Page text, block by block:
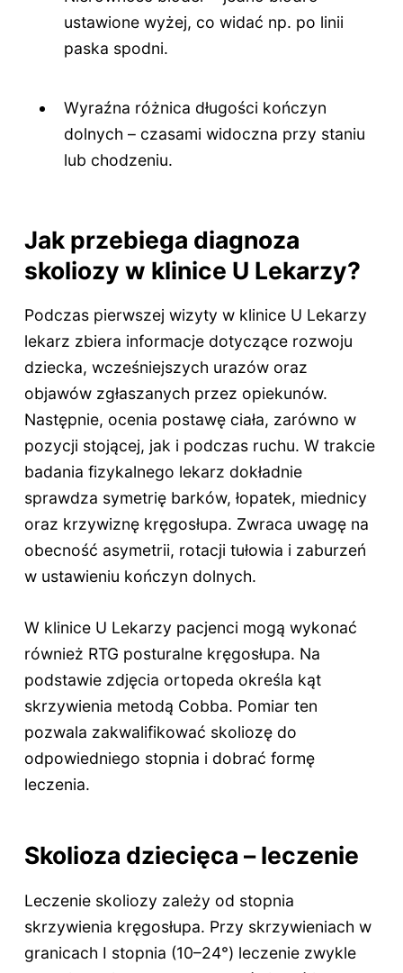
ustawione wyżej, co widać np. po linii
paska spodni.
Wyraźna różnica długości kończyn
dolnych – czasami widoczna przy staniu
lub chodzeniu.
Jak przebiega diagnoza
skoliozy w klinice U Lekarzy?
Podczas pierwszej wizyty w klinice U Lekarzy
lekarz zbiera informacje dotyczące rozwoju
dziecka, wcześniejszych urazów oraz
objawów zgłaszanych przez opiekunów.
Następnie, ocenia postawę ciała, zarówno w
pozycji stojącej, jak i podczas ruchu. W trakcie
badania fizykalnego lekarz dokładnie
sprawdza symetrię barków, łopatek, miednicy
oraz krzywiznę kręgosłupa. Zwraca uwagę na
obecność asymetrii, rotacji tułowia i zaburzeń
w ustawieniu kończyn dolnych.
W klinice U Lekarzy pacjenci mogą wykonać
również RTG posturalne kręgosłupa. Na
podstawie zdjęcia ortopeda określa kąt
skrzywienia metodą Cobba. Pomiar ten
pozwala zakwalifikować skoliozę do
odpowiedniego stopnia i dobrać formę
leczenia.
Skolioza dziecięca – leczenie
Leczenie skoliozy zależy od stopnia
skrzywienia kręgosłupa. Przy skrzywieniach w
granicach I stopnia (10–24°) leczenie zwykle